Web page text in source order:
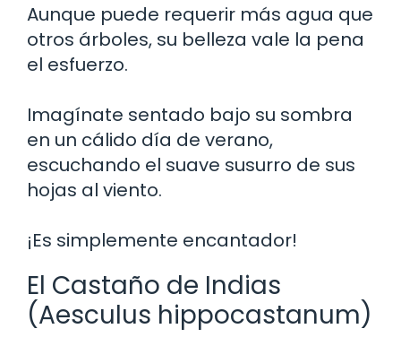
Aunque puede requerir más agua que
otros árboles, su belleza vale la pena
el esfuerzo.
Imagínate sentado bajo su sombra
en un cálido día de verano,
escuchando el suave susurro de sus
hojas al viento.
¡Es simplemente encantador!
El Castaño de Indias
(Aesculus hippocastanum)